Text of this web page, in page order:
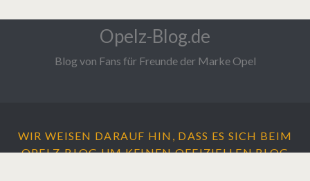
Opelz-Blog.de
Blog von Fans für Freunde der Marke Opel
WIR WEISEN DARAUF HIN, DASS ES SICH BEIM
OPELZ-BLOG UMKEINENOFFIZIELLEN BLOG